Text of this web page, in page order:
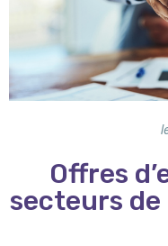
Offres
secteurs de